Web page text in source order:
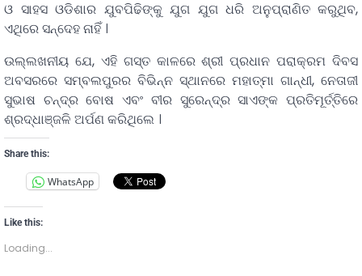
ଓ ସାହସ ଓଡିଶାର ଯୁବପିଢିଙ୍କୁ ଯୁଗ ଯୁଗ ଧରି ଅନୁପ୍ରାଣିତ କରୁଥିବ,
ଏଥିରେ ସନ୍ଦେହ ନାହିଁ ।
ଉଲ୍ଲଖନୀୟ ଯେ, ଏହି ଗସ୍ତ କାଳରେ ଶ୍ରୀ ପ୍ରଧାନ ପରାକ୍ରମ ଦିବସ
ଅବସରରେ ସମ୍ବଲପୁରର ବିଭିନ୍ନ ସ୍ଥାନରେ ମହାତ୍ମା ଗାନ୍ଧୀ, ନେତାଜୀ
ସୁଭାଷ ଚନ୍ଦ୍ର ବୋଷ ଏବଂ ବୀର ସୁରେନ୍ଦ୍ର ସାଏଙ୍କ ପ୍ରତିମୂର୍ତ୍ତିରେ
ଶ୍ରଦ୍ଧାଞ୍ଜଳି ଅର୍ପଣ କରିଥିଲେ ।
Share this:
WhatsApp
Like this:
Loading...